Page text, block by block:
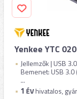
Yenkee YTC
Jellemzők | USB
Bemenet: USB 3.0
...
1 ÉVhivatalos,